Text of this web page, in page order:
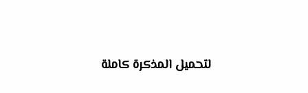
لتحميل المذكرة كاملة